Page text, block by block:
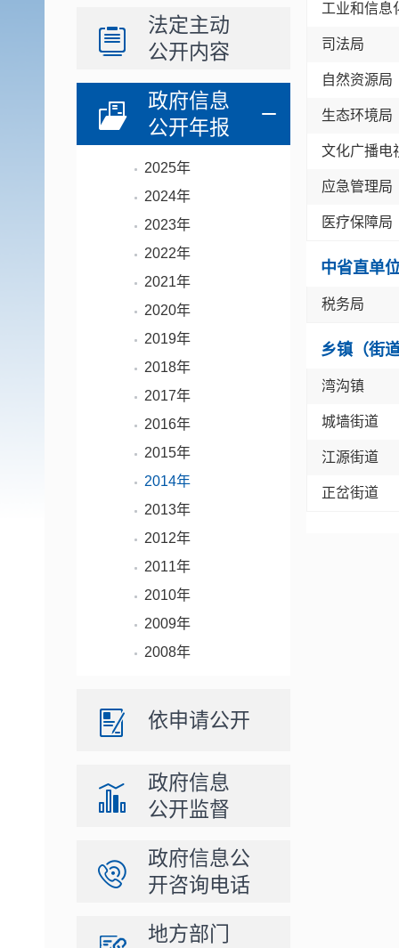
法定主动
公开内容
政府信息
公开年报
2025年
2024年
2023年
2022年
2021年
2020年
2019年
2018年
2017年
2016年
2015年
2014年
2013年
2012年
2011年
2010年
2009年
2008年
依申请公开
政府信息
公开监督
政府信息公
开咨询电话
地方部门
工业和信息
司法局
自然资源局
生态环境局
文化广播电
应急管理局
医疗保障局
中省直单
税务局
乡镇（街
湾沟镇
城墙街道
江源街道
正岔街道